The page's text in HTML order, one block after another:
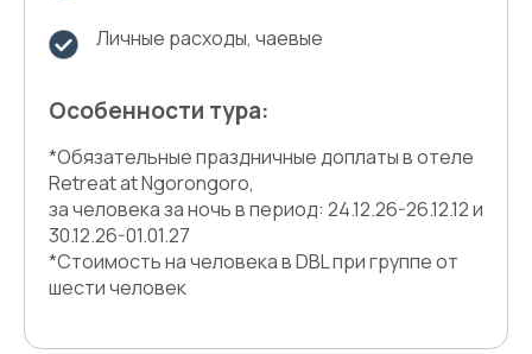
Личные расходы, чаевые
Особенности тура:
*Обязательные праздничные доплаты в отеле
Retreat at Ngorongoro,
за человека за ночь в период: 24.12.26-26.12.12 и
30.12.26-01.01.27
*Стоимость на человека в DBL при группе от
шести человек